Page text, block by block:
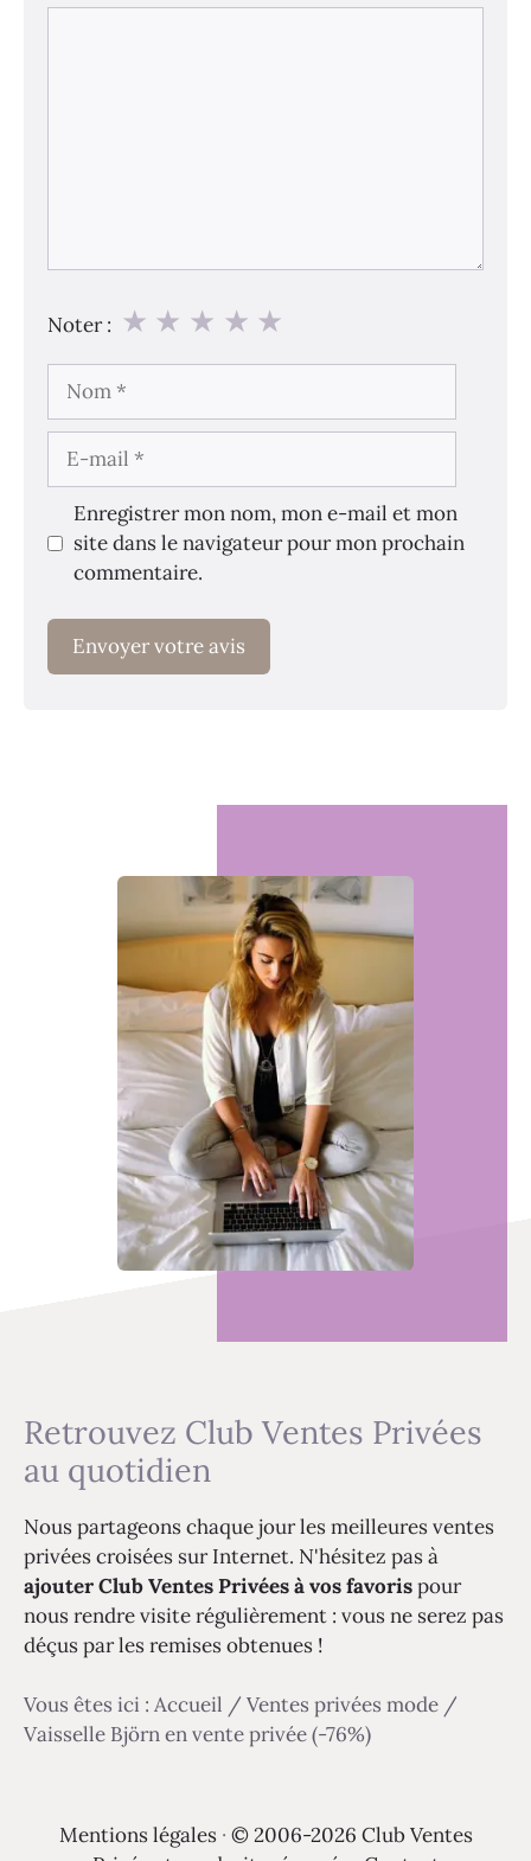
Noter : ★
★
★
★
★
Nom
E-
mail
Enregistrer mon nom, mon e-mail et mon
site dans le navigateur pour mon prochain
commentaire.
Retrouvez Club Ventes Privées
au quotidien
Nous partageons chaque jour les meilleures ventes
privées croisées sur Internet. N'hésitez pas à
ajouter Club Ventes Privées à vos favorispour
nous rendre visite régulièrement : vous ne serez pas
déçus par les remises obtenues !
Vous êtes ici : Accueil / Ventes privées mode /
Vaisselle Björn en vente privée (-76%)
Mentions légales · © 2006-2026 Club Ventes